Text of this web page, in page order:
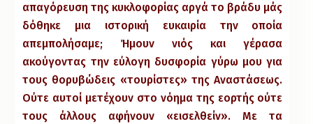
απαγόρευση της κυκλοφορίας αργά το βράδυ μάς
δόθηκε μια ιστορική ευκαιρία την οποία
απεμπολήσαμε; Ήμουν νιός και γέρασα
ακούγοντας την εύλογη δυσφορία γύρω μου για
τους θορυβώδεις «τουρίστες» της Αναστάσεως.
Ούτε αυτοί μετέχουν στο νόημα της εορτής ούτε
τους άλλους αφήνουν «εισελθείν». Με τα